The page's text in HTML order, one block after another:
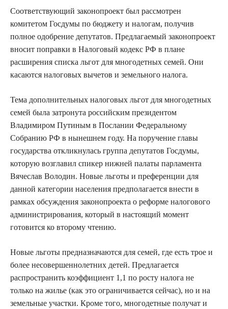
Соответствующий законопроект был рассмотрен
комитетом Госдумы по бюджету и налогам, получив
полное одобрение депутатов. Предлагаемый законопроект
вносит поправки в Налоговый кодекс РФ в плане
расширения списка льгот для многодетных семей. Они
касаются налоговых вычетов и земельного налога.
Тема дополнительных налоговых льгот для многодетных
семей была затронута российским президентом
Владимиром Путиным в Послании Федеральному
Собранию РФ в нынешнем году. На поручение главы
государства откликнулась группа депутатов Госдумы,
которую возглавил спикер нижней палаты парламента
Вячеслав Володин. Новые льготы и преференции для
данной категории населения предполагается внести в
рамках обсуждения законопроекта о реформе налогового
администрирования, который в настоящий момент
готовится ко второму чтению.
Новые льготы предназначаются для семей, где есть трое и
более несовершеннолетних детей. Предлагается
распространить коэффициент 1,1 по росту налога не
только на жилье (как это ограничивается сейчас), но и на
земельные участки. Кроме того, многодетные получат и